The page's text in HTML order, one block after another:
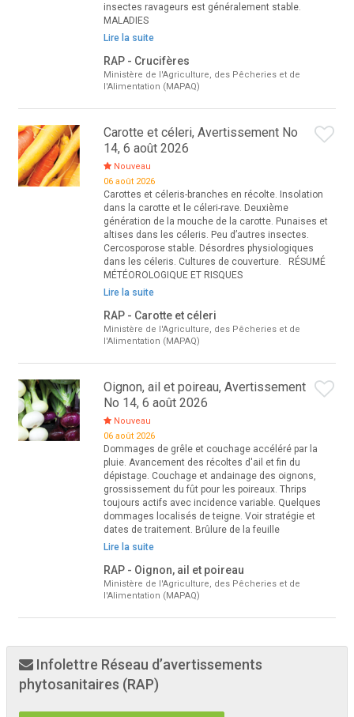
insectes ravageurs est généralement stable.
MALADIES
Lire la suite
RAP - Crucifères
Ministère de l'Agriculture, des Pêcheries et de
l'Alimentation (MAPAQ)
Carotte et céleri, Avertissement No
14, 6 août 2026
Nouveau
06 août 2026
Carottes et céleris-branches en récolte. Insolation
dans la carotte et le céleri-rave. Deuxième
génération de la mouche de la carotte. Punaises et
altises dans les céleris. Peu d’autres insectes.
Cercosporose stable. Désordres physiologiques
dans les céleris. Cultures de couverture. RÉSUMÉ
MÉTÉOROLOGIQUE ET RISQUES
Lire la suite
RAP - Carotte et céleri
Ministère de l'Agriculture, des Pêcheries et de
l'Alimentation (MAPAQ)
Oignon, ail et poireau, Avertissement
No 14, 6 août 2026
Nouveau
06 août 2026
Dommages de grêle et couchage accéléré par la
pluie. Avancement des récoltes d'ail et fin du
dépistage. Couchage et andainage des oignons,
grossissement du fût pour les poireaux. Thrips
toujours actifs avec incidence variable. Quelques
dommages localisés de teigne. Voir stratégie et
dates de traitement. Brûlure de la feuille
Lire la suite
RAP - Oignon, ail et poireau
Ministère de l'Agriculture, des Pêcheries et de
l'Alimentation (MAPAQ)
Infolettre Réseau d’avertissements
phytosanitaires (RAP)